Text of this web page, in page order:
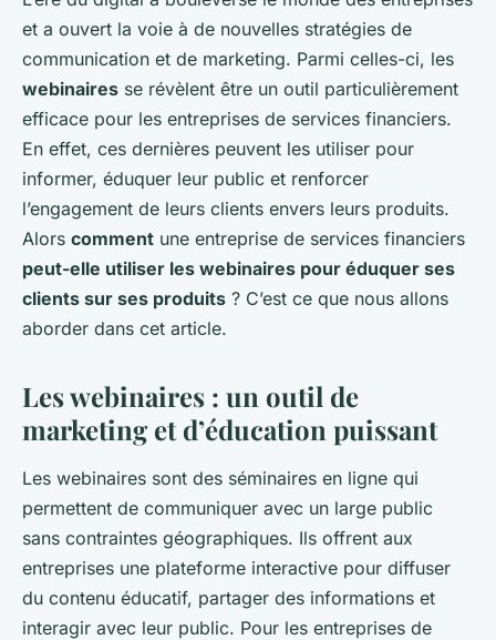
et a ouvert la voie à de nouvelles stratégies de
communication et de marketing. Parmi celles-ci, les
webinaires se révèlent être un outil particulièrement
efficace pour les entreprises de services financiers.
En effet, ces dernières peuvent les utiliser pour
informer, éduquer leur public et renforcer
l’engagement de leurs clients envers leurs produits.
Alors comment une entreprise de services financiers
peut-elle utiliser les webinaires pour éduquer ses
clients sur ses produits ? C’est ce que nous allons
aborder dans cet article.
Les webinaires : un outil de
marketing et d’éducation puissant
Les webinaires sont des séminaires en ligne qui
permettent de communiquer avec un large public
sans contraintes géographiques. Ils offrent aux
entreprises une plateforme interactive pour diffuser
du contenu éducatif, partager des informations et
interagir avec leur public. Pour les entreprises de